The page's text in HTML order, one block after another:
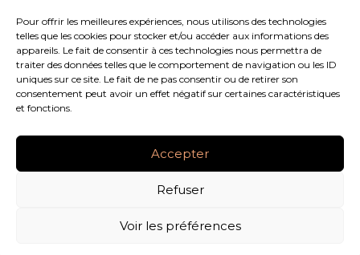
Pour offrir les meilleures expériences, nous utilisons des technologies
telles que les cookies pour stocker et/ou accéder aux informations des
appareils. Le fait de consentir à ces technologies nous permettra de
traiter des données telles que le comportement de navigation ou les ID
uniques sur ce site. Le fait de ne pas consentir ou de retirer son
consentement peut avoir un effet négatif sur certaines caractéristiques
et fonctions.
Accepter
Refuser
Voir les préférences
FaceBook
TwitterLinkedIn
Footer
LE CABINET NOS SERVICES
NOS OUTILS
RECRUTEMENT